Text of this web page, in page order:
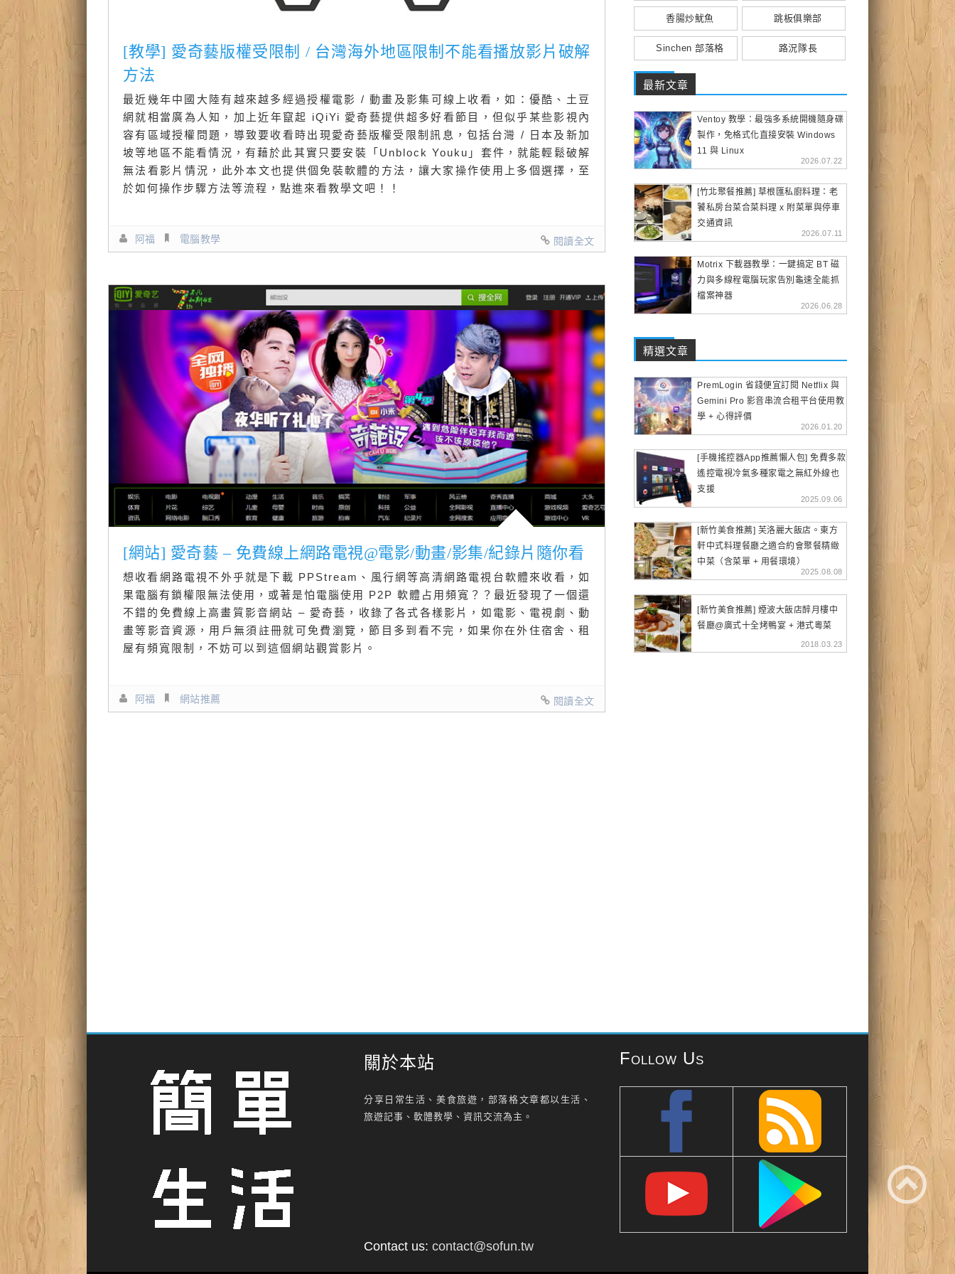
[教學] 愛奇藝版權受限制 / 台灣海外地區限制不能看播放影片破解
方法
最近幾年中國大陸有越來越多經過授權電影 / 動畫及影集可線上收看，如：優酷、土豆
網就相當廣為人知，加上近年竄起 iQiYi 愛奇藝提供超多好看節目，但似乎某些影視內
容有區域授權問題，導致要收看時出現愛奇藝版權受限制訊息，包括台灣 / 日本及新加
坡等地區不能看情況，有藉於此其實只要安裝「Unblock Youku」套件，就能輕鬆破解
無法看影片情況，此外本文也提供個免裝軟體的方法，讓大家操作使用上多個選擇，至
於如何操作步驟方法等流程，點進來看教學文吧！！
阿福 電腦教學 閱讀全文
[網站] 愛奇藝 – 免費線上網路電視@電影/動畫/影集/紀錄片隨你看
想收看網路電視不外乎就是下載 PPStream、風行網等高清網路電視台軟體來收看，如
果電腦有鎖權限無法使用，或著是怕電腦使用 P2P 軟體占用頻寬？？最近發現了一個還
不錯的免費線上高畫質影音網站 – 愛奇藝，收錄了各式各樣影片，如電影、電視劇、動
畫等影音資源，用戶無須註冊就可免費瀏覽，節目多到看不完，如果你在外住宿舍、租
屋有頻寬限制，不妨可以到這個網站觀賞影片。
阿福 網站推薦 閱讀全文
香腸炒魷魚 跳板俱樂部
Sinchen 部落格 路況隊長
最新文章
Ventoy 教學：最強多系統開機隨身碟
製作，免格式化直接安裝 Windows
11 與 Linux
2026.07.22
[竹北聚餐推薦] 草根匯私廚料理：老
饕私房台菜合菜料理 x 附菜單與停車
交通資訊
2026.07.11
Motrix 下載器教學：一鍵搞定 BT 磁
力與多線程電腦玩家告別龜速全能抓
檔案神器
2026.06.28
精選文章
PremLogin 省錢便宜訂閱 Netflix 與
Gemini Pro 影音串流合租平台使用教
學 + 心得評價
2026.01.20
[手機搖控器App推薦懶人包] 免費多款
遙控電視冷氣多種家電之無紅外線也
支援
2025.09.06
[新竹美食推薦] 芙洛麗大飯店。東方
軒中式料理餐廳之適合約會聚餐精緻
中菜（含菜單 + 用餐環境）
2025.08.08
[新竹美食推薦] 煙波大飯店醉月樓中
餐廳@廣式十全烤鴨宴 + 港式粵菜
2018.03.23
關於本站
分享日常生活、美食旅遊，部落格文章都以生活、
旅遊記事、軟體教學、資訊交流為主。
Contact us: contact@sofun.tw
Follow Us